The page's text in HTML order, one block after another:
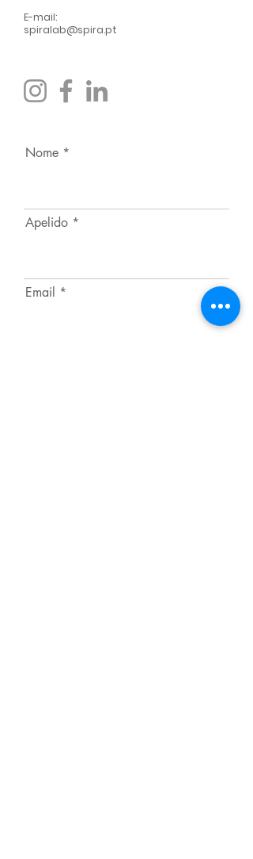
E-mail:
spiralab@spira.pt
Nome
Apelido
Email